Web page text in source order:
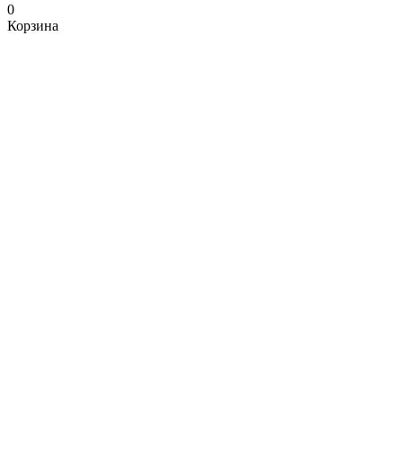
0
Корзина